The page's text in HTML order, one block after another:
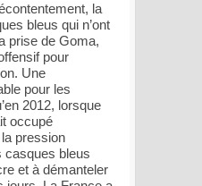
la
bleus qui n’ont
prise de Goma,
pour
Une
pour les
2012, lorsque
occupé
pression
casques bleus
et à démanteler